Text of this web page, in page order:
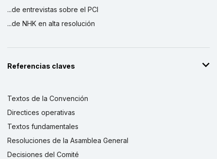
...de entrevistas sobre el PCI
...de NHK en alta resolución
Referencias claves
Textos de la Convención
Directices operativas
Textos fundamentales
Resoluciones de la Asamblea General
Decisiones del Comité